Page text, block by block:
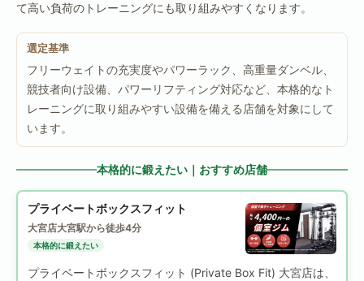
て高い負荷のトレーニングにも取り組みやすくなります。
選定基準
フリーウェイトの充実度やパワーラック、高重量ダンベル、
競技者向け設備、パワーリフティング対応など、本格的なト
レーニングに取り組みやすい設備を備える店舗を対象にして
います。
本格的に鍛えたい｜おすすめ店舗
プライベートボックスフィット
大宮店大宮駅から徒歩4分
本格的に鍛えたい
プライベートボックスフィット (Private Box Fit) 大宮店は、